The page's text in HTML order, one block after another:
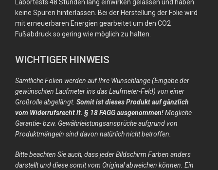
Labortests 48 Stunden lang einwirken gelassen und haben
keine Spuren hinterlassen. Bei der Herstellung der Folie wird
mit erneuerbaren Energien gearbeitet um den CO2
Fußabdruck so gering wie möglich zu halten.
WICHTIGER HINWEIS
Sämtliche Folien werden auf Ihre Wunschlänge (Eingabe der
gewünschten Laufmeter ins das Laufmeter-Feld) von einer
Großrolle abgelängt.Somit ist dieses Produkt auf gänzlich
vom Widerrufsrecht lt. § 18 FAGG ausgenommen!Mögliche
Garantie- bzw. Gewährleistungsansprüche aufgrund von
Produktmängeln sind davon natürlich nicht betroffen.
Bitte beachten Sie auch, dass jeder Bildschirm Farben anders
darstellt und diese somit vom Original abweichen können. Ein